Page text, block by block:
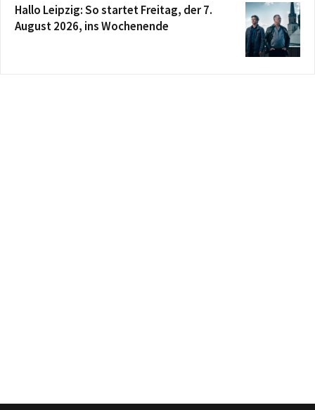
Hallo Leipzig: So startet Freitag, der 7.
August 2026, ins Wochenende